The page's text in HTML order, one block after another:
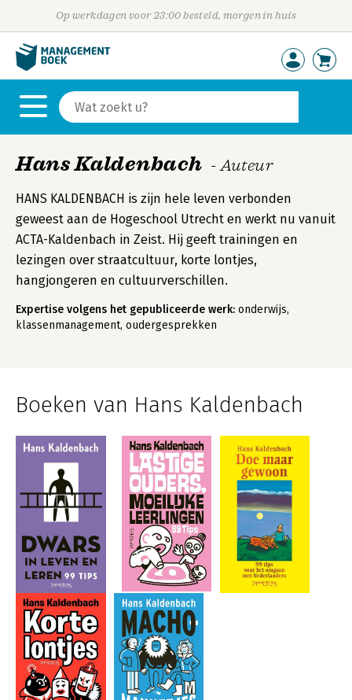
Op werkdagen voor 23:00 besteld, morgen in huis
Hans Kaldenbach - Auteur
HANS KALDENBACH is zijn hele leven verbonden
geweest aan de Hogeschool Utrecht en werkt nu vanuit
ACTA-Kaldenbach in Zeist. Hij geeft trainingen en
lezingen over straatcultuur, korte lontjes,
hangjongeren en cultuurverschillen.
Expertise volgens het gepubliceerde werk: onderwijs,
klassenmanagement, oudergesprekken
Boeken van Hans Kaldenbach